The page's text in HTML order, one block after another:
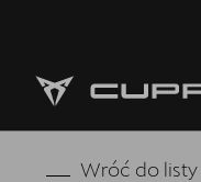
Strona główna
Wróć do listy